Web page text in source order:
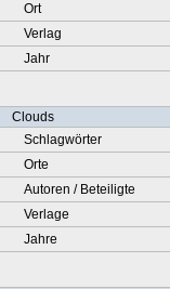
Ort
Verlag
Jahr
Clouds
Schlagwörter
Orte
Autoren / Beteiligte
Verlage
Jahre